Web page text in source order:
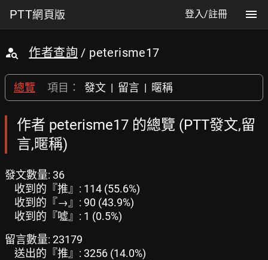
PTT網頁版 登入/註冊
作者查詢 / peterisme17
總覽 項目： 發文 | 留言 | 暱稱
作者 peterisme17 的總覽 (PTT發文,留
言,暱稱)
發文數量: 36
收到的『推』: 114 (55.6%)
收到的『→』: 90 (43.9%)
收到的『噓』: 1 (0.5%)
留言數量: 23179
送出的『推』: 3256 (14.0%)